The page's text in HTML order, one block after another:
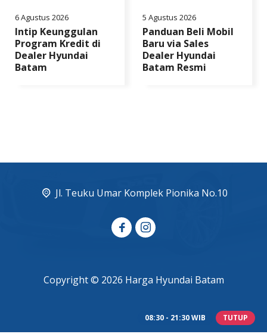
08:30 - 21:30 WIB TUTUP
6 Agustus 2026
Intip Keunggulan
Program Kredit di
Dealer Hyundai
Batam
5 Agustus 2026
Panduan Beli Mobil
Baru via Sales
Dealer Hyundai
Batam Resmi
Jl. Teuku Umar Komplek Pionika No.10
Copyright © 2026 Harga Hyundai Batam